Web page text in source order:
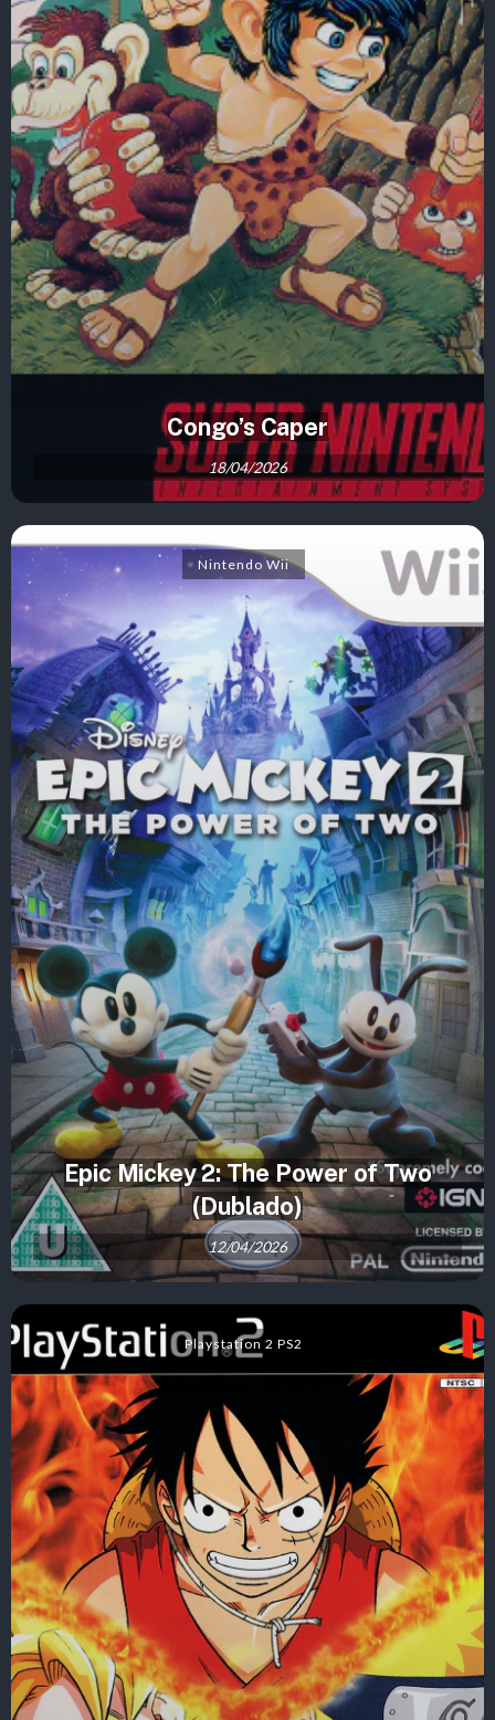
Congo’s Caper
18/04/2026
Nintendo Wii
Epic Mickey 2: The Power of Two
(Dublado)
12/04/2026
Playstation 2 PS2